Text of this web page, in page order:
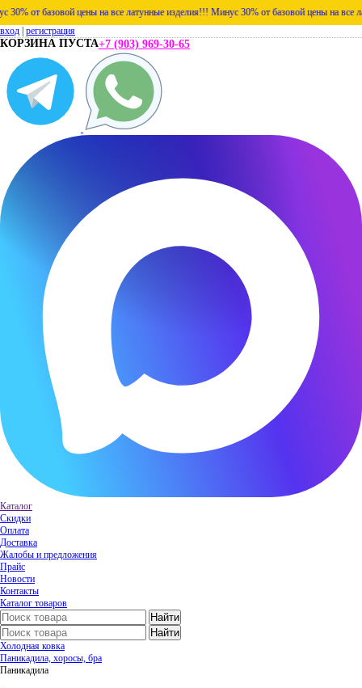
от базовой цены на все латунные изделия!!! Минус 30% от базовой цены на все
вход регистрация
КОРЗИНА ПУСТА+7 (903) 969-30-65
Каталог
Скидки
Оплата
Доставка
Жалобы и предложения
Прайс
Новости
Контакты
Каталог товаров
Холодная ковка
Паникадила, хоросы, бра
Паникадила